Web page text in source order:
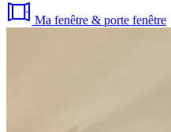
Ma fenêtre & porte fenêtre